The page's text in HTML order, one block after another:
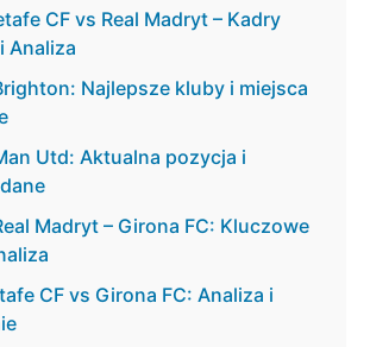
CF vs Real Madryt – Kadry
Analiza
Najlepsze kluby i miejsca
Utd: Aktualna pozycja i
Madryt – Girona FC: Kluczowe
CF vs Girona FC: Analiza i